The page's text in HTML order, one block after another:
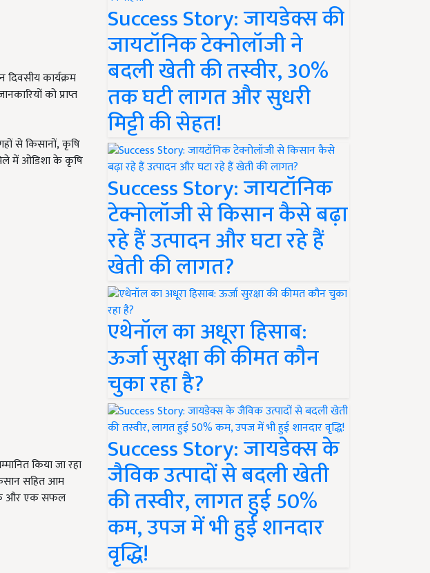
कार्यक्रम
को प्राप्त
से किसानों, कृषि
में ओडिशा के कृषि
किया जा रहा
सहित आम
और एक सफल
Success Story: जायडेक्स की
जायटॉनिक टेक्नोलॉजी ने
बदली खेती की तस्वीर, 30%
तक घटी लागत और सुधरी
मिट्टी की सेहत!
Success Story: जायटॉनिक
टेक्नोलॉजी से किसान कैसे बढ़ा
रहे हैं उत्पादन और घटा रहे हैं
खेती की लागत?
एथेनॉल का अधूरा हिसाब:
ऊर्जा सुरक्षा की कीमत कौन
चुका रहा है?
Success Story: जायडेक्स के
जैविक उत्पादों से बदली खेती
की तस्वीर, लागत हुई 50%
कम, उपज में भी हुई शानदार
वृद्धि!